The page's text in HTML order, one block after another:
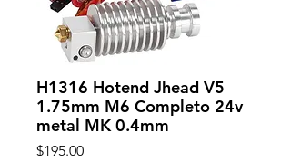
H1316 Hotend Jhead V5
1.75mm M6 Completo 24v
metal MK 0.4mm
$195.00Precio